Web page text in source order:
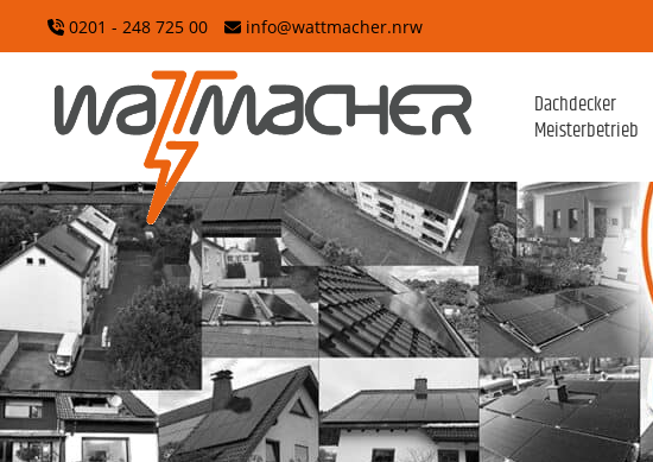
Hauptinhalt
wechseln
0201 - 248 725 00 info@wattmacher.nrw
Dachdecker
Meisterbetrieb